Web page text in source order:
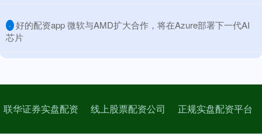
· ​好的配资app 微软与AMD扩大合作，将在Azure部署下一代AI
芯片
联华证券实盘配资 线上股票配资公司 正规实盘配资平台